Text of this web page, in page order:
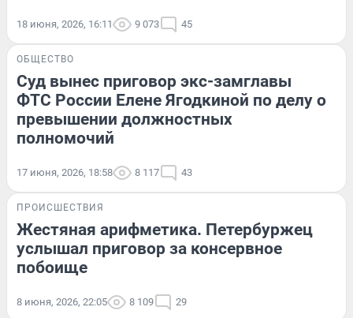
18 июня, 2026, 16:11 9 073 45
ОБЩЕСТВО
Суд вынес приговор экс-замглавы
ФТС России Елене Ягодкиной по делу о
превышении должностных
полномочий
17 июня, 2026, 18:58 8 117 43
ПРОИСШЕСТВИЯ
Жестяная арифметика. Петербуржец
услышал приговор за консервное
побоище
8 июня, 2026, 22:05 8 109 29